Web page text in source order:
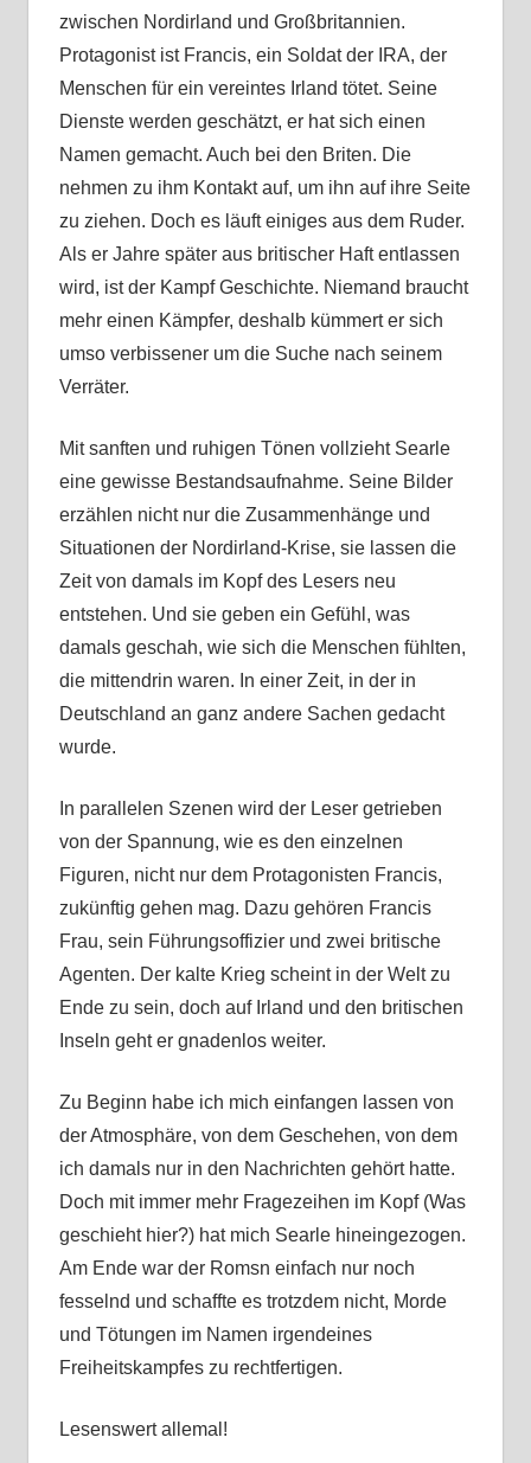
zwischen Nordirland und Großbritannien.
Protagonist ist Francis, ein Soldat der IRA, der
Menschen für ein vereintes Irland tötet. Seine
Dienste werden geschätzt, er hat sich einen
Namen gemacht. Auch bei den Briten. Die
nehmen zu ihm Kontakt auf, um ihn auf ihre Seite
zu ziehen. Doch es läuft einiges aus dem Ruder.
Als er Jahre später aus britischer Haft entlassen
wird, ist der Kampf Geschichte. Niemand braucht
mehr einen Kämpfer, deshalb kümmert er sich
umso verbissener um die Suche nach seinem
Verräter.
Mit sanften und ruhigen Tönen vollzieht Searle
eine gewisse Bestandsaufnahme. Seine Bilder
erzählen nicht nur die Zusammenhänge und
Situationen der Nordirland-Krise, sie lassen die
Zeit von damals im Kopf des Lesers neu
entstehen. Und sie geben ein Gefühl, was
damals geschah, wie sich die Menschen fühlten,
die mittendrin waren. In einer Zeit, in der in
Deutschland an ganz andere Sachen gedacht
wurde.
In parallelen Szenen wird der Leser getrieben
von der Spannung, wie es den einzelnen
Figuren, nicht nur dem Protagonisten Francis,
zukünftig gehen mag. Dazu gehören Francis
Frau, sein Führungsoffizier und zwei britische
Agenten. Der kalte Krieg scheint in der Welt zu
Ende zu sein, doch auf Irland und den britischen
Inseln geht er gnadenlos weiter.
Zu Beginn habe ich mich einfangen lassen von
der Atmosphäre, von dem Geschehen, von dem
ich damals nur in den Nachrichten gehört hatte.
Doch mit immer mehr Fragezeihen im Kopf (Was
geschieht hier?) hat mich Searle hineingezogen.
Am Ende war der Romsn einfach nur noch
fesselnd und schaffte es trotzdem nicht, Morde
und Tötungen im Namen irgendeines
Freiheitskampfes zu rechtfertigen.
Lesenswert allemal!